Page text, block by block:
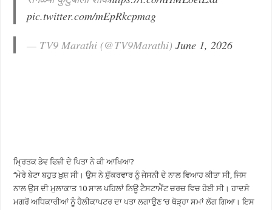
pic.twitter.com/mEpRkcpmag
— TV9 Marathi (@TV9Marathi)June 1, 2026
ਮ੍ਰਿਤਕ ਡੇਵ ਫਿਜ਼ੀ ਦੇ ਪਿਤਾ ਨੇ ਕੀ ਆਖਿਆ?
‘‘ਮੇਰੇ ਬੇਟਾ ਬਹੁਤ ਖ਼ੁਸ਼ ਸੀ। ਉਸ ਨੇ ਸ਼ੁੱਕਰਵਾਰ ਨੂੰ ਜੇਸਨੀ ਦੇ ਨਾਲ ਵਿਆਹ ਕੀਤਾ ਸੀ, ਜਿਸ
ਨਾਲ ਉਸ ਦੀ ਮੁਲਾਕਾਤ 10 ਸਾਲ ਪਹਿਲਾਂ ਨਿਊ ਟੈਸਟਾਮੈਂਟ ਚਰਚ ਵਿਚ ਹੋਈ ਸੀ। ਹਾਦਸੇ
ਮਗਰੋਂ ਅਧਿਕਾਰੀਆਂ ਨੂੰ ਹੈਲੀਕਾਪਟਰ ਦਾ ਪਤਾ ਲਗਾਉਣ ’ਚ ਥੋੜ੍ਹਾ ਸਮਾਂ ਲੱਗ ਗਿਆ। ਇਸ